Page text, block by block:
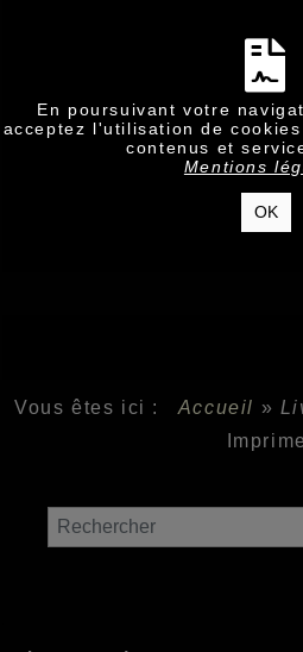
En poursuivant votre
acceptez l'utilisation de
contenus et
Mentions
OK
Vous êtes ici : Accueil »